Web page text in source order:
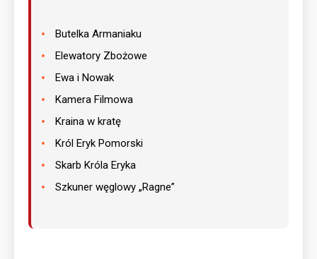
Butelka Armaniaku
Elewatory Zbożowe
Ewa i Nowak
Kamera Filmowa
Kraina w kratę
Król Eryk Pomorski
Skarb Króla Eryka
Szkuner węglowy „Ragne”